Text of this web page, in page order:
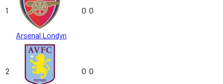
1
Arsenal Londyn
0 0
2 0 0